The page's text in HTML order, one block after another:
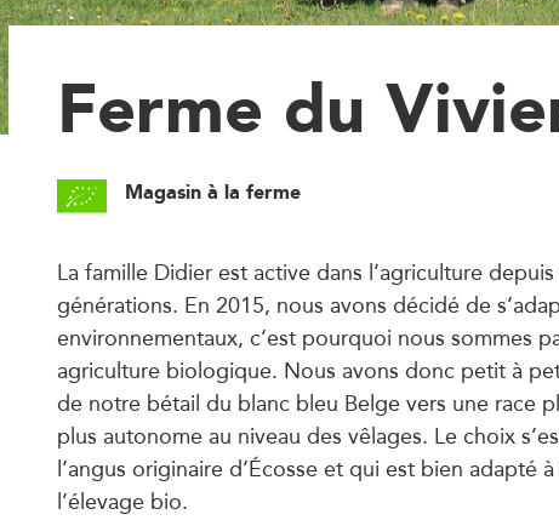
Ferme du
Magasin à la ferme
La famille Didier est active dans l’agriculture
générations. En 2015, nous avons décidé de
environnementaux, c’est pourquoi nous sommes
agriculture biologique. Nous avons donc petit à
de notre bétail du blanc bleu Belge vers une race
plus autonome au niveau des vêlages. Le choix
l’angus originaire d’Écosse et qui est bien adapté
l’élevage bio.